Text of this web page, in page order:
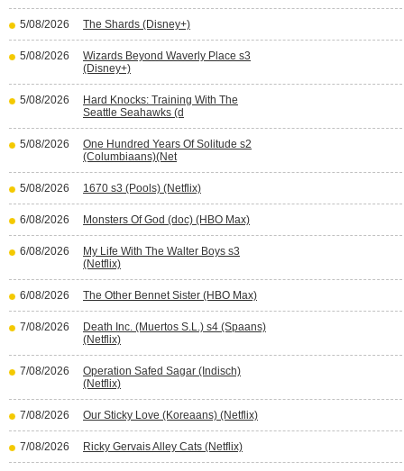
5/08/2026 The Shards (Disney+)
5/08/2026
Wizards Beyond Waverly Place s3
(Disney+)
5/08/2026
Hard Knocks: Training With The
Seattle Seahawks (d
5/08/2026
One Hundred Years Of Solitude s2
(Columbiaans)(Net
5/08/2026 1670 s3 (Pools) (Netflix)
6/08/2026 Monsters Of God (doc) (HBO Max)
6/08/2026
My Life With The Walter Boys s3
(Netflix)
6/08/2026 The Other Bennet Sister (HBO Max)
7/08/2026
Death Inc. (Muertos S.L.) s4 (Spaans)
(Netflix)
7/08/2026
Operation Safed Sagar (Indisch)
(Netflix)
7/08/2026 Our Sticky Love (Koreaans) (Netflix)
7/08/2026 Ricky Gervais Alley Cats (Netflix)